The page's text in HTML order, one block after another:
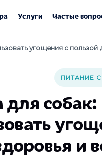
Услуги Частые
угощения с пользой
ПИТАНИЕ
и